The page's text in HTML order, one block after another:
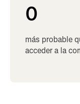
0
más probable
acceder a la